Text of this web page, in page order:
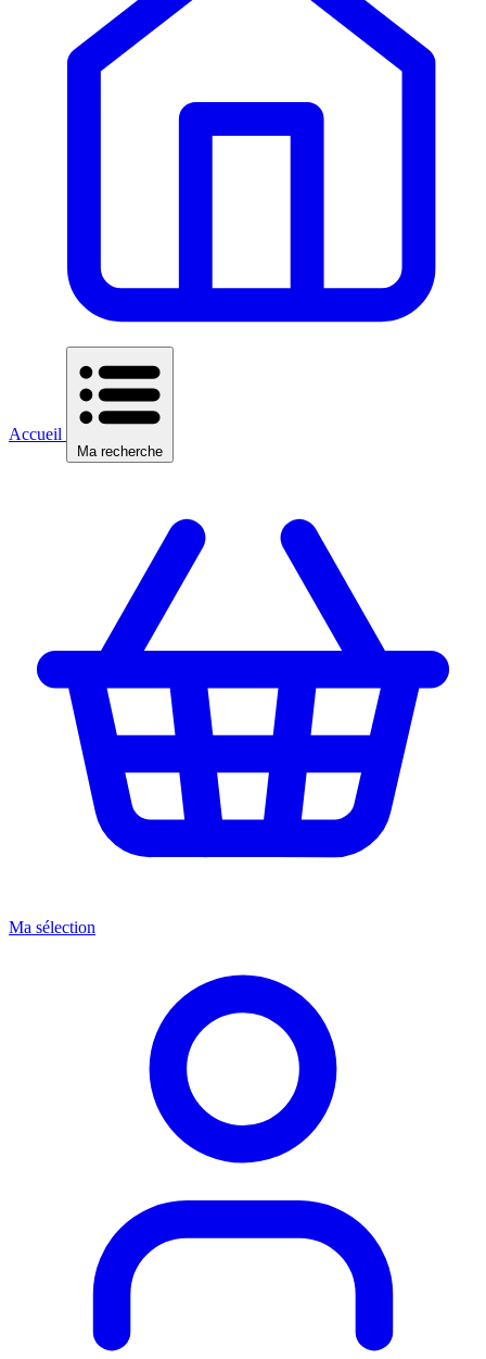
Accueil
Ma recherche
Ma sélection